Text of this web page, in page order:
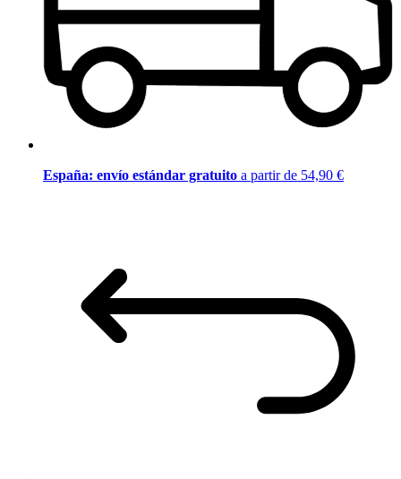
España: envío estándar gratuito a partir de 54,90 €